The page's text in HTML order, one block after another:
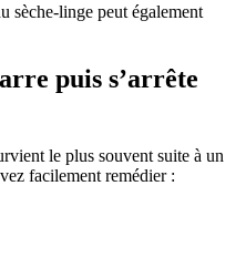
sèche-linge peut également
puis s’arrête
le plus souvent suite à un
facilement remédier :